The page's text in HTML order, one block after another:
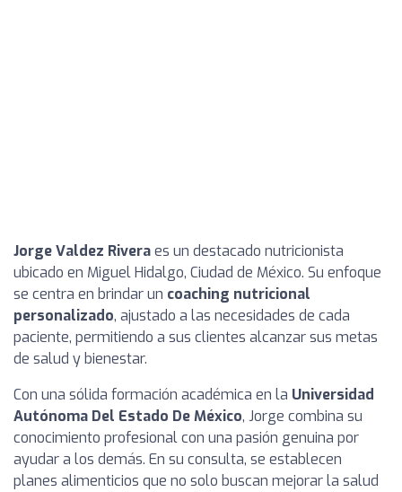
Jorge Valdez Riveraes un destacado nutricionista
ubicado en Miguel Hidalgo, Ciudad de México. Su enfoque
se centra en brindar un coaching nutricional
personalizado, ajustado a las necesidades de cada
paciente, permitiendo a sus clientes alcanzar sus metas
de salud y bienestar.
Con una sólida formación académica en la Universidad
Autónoma Del Estado De México, Jorge combina su
conocimiento profesional con una pasión genuina por
ayudar a los demás. En su consulta, se establecen
planes alimenticios que no solo buscan mejorar la salud